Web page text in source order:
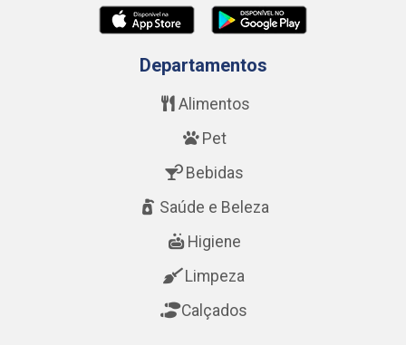
Departamentos
Alimentos
Pet
Bebidas
Saúde e Beleza
Higiene
Limpeza
Calçados